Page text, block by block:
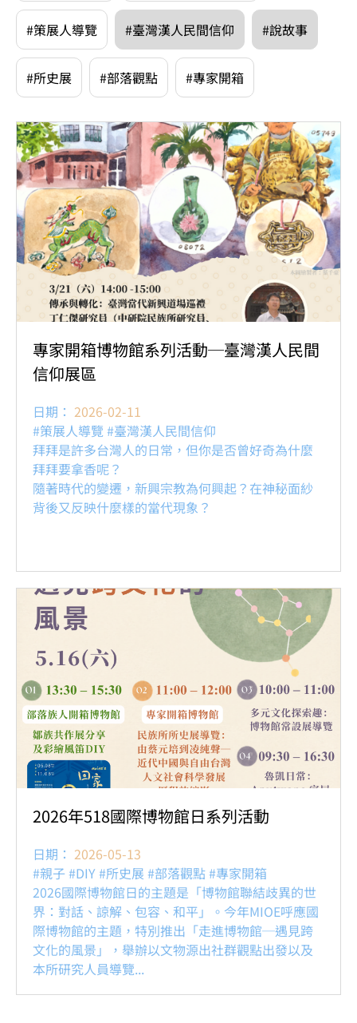
#策展人導覽 #臺灣漢人民間信仰 #說故事
#所史展 #部落觀點 #專家開箱
專家開箱博物館系列活動─臺灣漢人民間
信仰展區
日期： 2026-02-11
#策展人導覽 #臺灣漢人民間信仰
拜拜是許多台灣人的日常，但你是否曾好奇為什麼
拜拜要拿香呢？
隨著時代的變遷，新興宗教為何興起？在神秘面紗
背後又反映什麼樣的當代現象？
2026年518國際博物館日系列活動
日期： 2026-05-13
#親子 #DIY #所史展 #部落觀點 #專家開箱
2026國際博物館日的主題是「博物館聯結歧異的世
界：對話、諒解、包容、和平」。今年MIOE呼應國
際博物館的主題，特別推出「走進博物館─遇見跨
文化的風景」，舉辦以文物源出社群觀點出發以及
本所研究人員導覽...